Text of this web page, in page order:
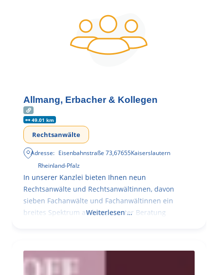
Allmang, Erbacher & Kollegen
49.01 km
Rechtsanwälte
Adresse: Eisenbahnstraße 73,67655Kaiserslautern
Rheinland-Pfalz
In unserer Kanzlei bieten Ihnen neun
Rechtsanwälte und Rechtsanwältinnen, davon
sieben Fachanwälte und Fachanwältinnen ein
breites Spektrum an kompetenter Beratung
Weiterlesen …